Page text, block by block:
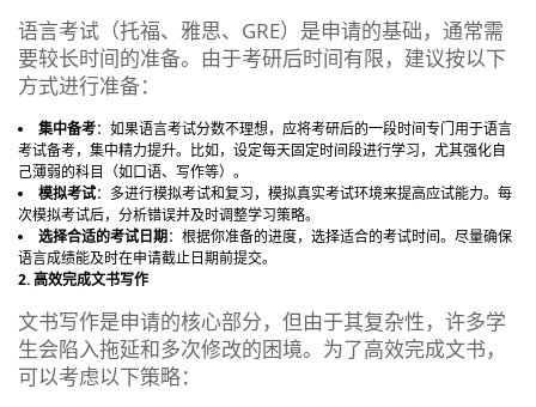
语言考试（托福、雅思、GRE）是申请的基础，通常需
要较长时间的准备。由于考研后时间有限，建议按以下
方式进行准备：
集中备考：如果语言考试分数不理想，应将考研后的一段时间专门用于语言
考试备考，集中精力提升。比如，设定每天固定时间段进行学习，尤其强化自
己薄弱的科目（如口语、写作等）。
模拟考试：多进行模拟考试和复习，模拟真实考试环境来提高应试能力。每
次模拟考试后，分析错误并及时调整学习策略。
选择合适的考试日期：根据你准备的进度，选择适合的考试时间。尽量确保
语言成绩能及时在申请截止日期前提交。
2. 高效完成文书写作
文书写作是申请的核心部分，但由于其复杂性，许多学
生会陷入拖延和多次修改的困境。为了高效完成文书，
可以考虑以下策略：